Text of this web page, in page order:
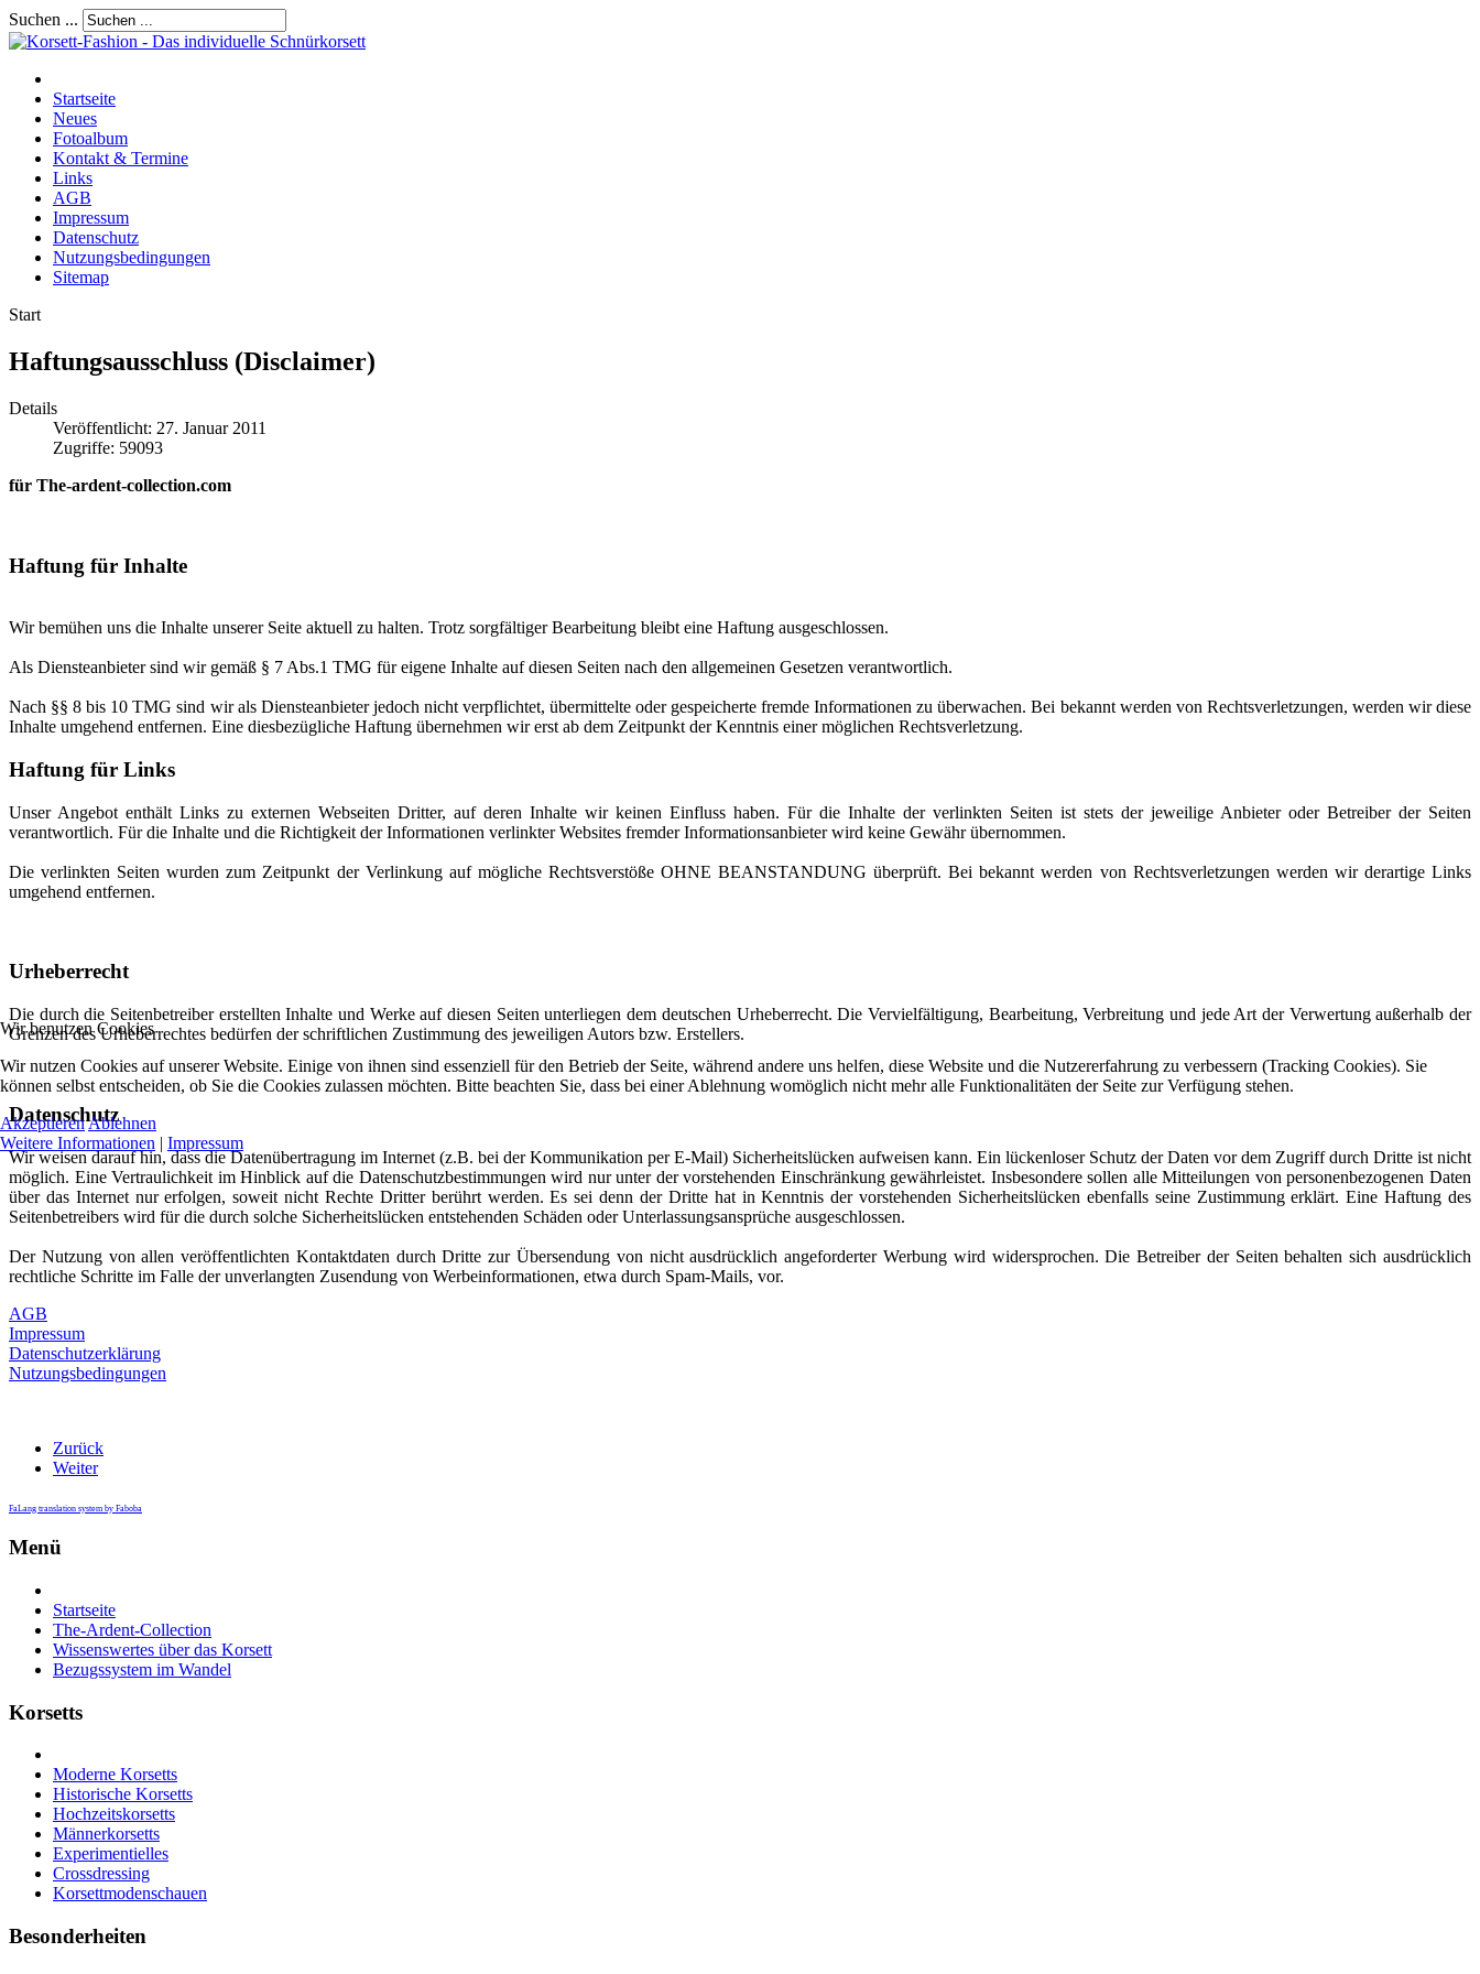
Suchen ...
Startseite
Neues
Fotoalbum
Kontakt & Termine
Links
AGB
Impressum
Datenschutz
Nutzungsbedingungen
Sitemap
Start
Haftungsausschluss (Disclaimer)
Details
Veröffentlicht: 27. Januar 2011
Zugriffe: 59093
für The-ardent-collection.com
Haftung für Inhalte
Wir bemühen uns die Inhalte unserer Seite aktuell zu halten. Trotz sorgfältiger Bearbeitung bleibt eine Haftung ausgeschlossen.
Als Diensteanbieter sind wir gemäß § 7 Abs.1 TMG für eigene Inhalte auf diesen Seiten nach den allgemeinen Gesetzen verantwortlich.
Nach §§ 8 bis 10 TMG sind wir als Diensteanbieter jedoch nicht verpflichtet, übermittelte oder gespeicherte fremde Informationen zu überwachen. Bei bekannt werden von Rechtsverletzungen, werden wir diese
Inhalte umgehend entfernen. Eine diesbezügliche Haftung übernehmen wir erst ab dem Zeitpunkt der Kenntnis einer möglichen Rechtsverletzung.
Haftung für Links
Unser Angebot enthält Links zu externen Webseiten Dritter, auf deren Inhalte wir keinen Einfluss haben. Für die Inhalte der verlinkten Seiten ist stets der jeweilige Anbieter oder Betreiber der Seiten
verantwortlich. Für die Inhalte und die Richtigkeit der Informationen verlinkter Websites fremder Informationsanbieter wird keine Gewähr übernommen.
Die verlinkten Seiten wurden zum Zeitpunkt der Verlinkung auf mögliche Rechtsverstöße OHNE BEANSTANDUNG überprüft. Bei bekannt werden von Rechtsverletzungen werden wir derartige Links
umgehend entfernen.
Urheberrecht
Die durch die Seitenbetreiber erstellten Inhalte und Werke auf diesen Seiten unterliegen dem deutschen Urheberrecht. Die Vervielfältigung, Bearbeitung, Verbreitung und jede Art der Verwertung außerhalb der
Grenzen des Urheberrechtes bedürfen der schriftlichen Zustimmung des jeweiligen Autors bzw. Erstellers.
Datenschutz
Wir weisen darauf hin, dass die Datenübertragung im Internet (z.B. bei der Kommunikation per E-Mail) Sicherheitslücken aufweisen kann. Ein lückenloser Schutz der Daten vor dem Zugriff durch Dritte ist nicht
möglich. Eine Vertraulichkeit im Hinblick auf die Datenschutzbestimmungen wird nur unter der vorstehenden Einschränkung gewährleistet. Insbesondere sollen alle Mitteilungen von personenbezogenen Daten
über das Internet nur erfolgen, soweit nicht Rechte Dritter berührt werden. Es sei denn der Dritte hat in Kenntnis der vorstehenden Sicherheitslücken ebenfalls seine Zustimmung erklärt. Eine Haftung des
Seitenbetreibers wird für die durch solche Sicherheitslücken entstehenden Schäden oder Unterlassungsansprüche ausgeschlossen.
Der Nutzung von allen veröffentlichten Kontaktdaten durch Dritte zur Übersendung von nicht ausdrücklich angeforderter Werbung wird widersprochen. Die Betreiber der Seiten behalten sich ausdrücklich
rechtliche Schritte im Falle der unverlangten Zusendung von Werbeinformationen, etwa durch Spam-Mails, vor.
AGB
Impressum
Datenschutzerklärung
Nutzungsbedingungen
Zurück
Weiter
FaLang translation system by Faboba
Menü
Startseite
The-Ardent-Collection
Wissenswertes über das Korsett
Bezugssystem im Wandel
Korsetts
Moderne Korsetts
Historische Korsetts
Hochzeitskorsetts
Männerkorsetts
Experimentielles
Crossdressing
Korsettmodenschauen
Besonderheiten
Wir benutzen Cookies
Wir nutzen Cookies auf unserer Website. Einige von ihnen sind essenziell für den Betrieb der Seite, während andere uns helfen, diese Website und die Nutzererfahrung zu verbessern (Tracking Cookies). Sie
können selbst entscheiden, ob Sie die Cookies zulassen möchten. Bitte beachten Sie, dass bei einer Ablehnung womöglich nicht mehr alle Funktionalitäten der Seite zur Verfügung stehen.
AkzeptierenAblehnen
Weitere Informationen | Impressum